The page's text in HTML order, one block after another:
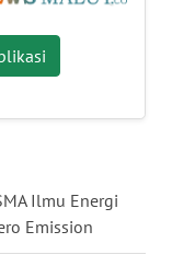
Ilmu Energi
Emission